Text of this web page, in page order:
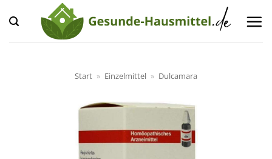
Inhalt
springen
Start » Einzelmittel » Dulcamara